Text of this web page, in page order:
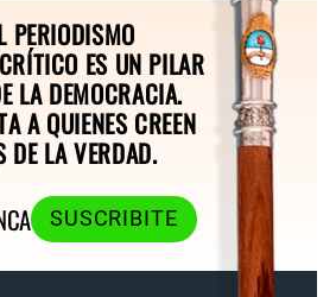
PERIODISMO
ES UN PILAR
LA DEMOCRACIA.
A QUIENES CREEN
DE LA VERDAD.
SUSCRIBITE